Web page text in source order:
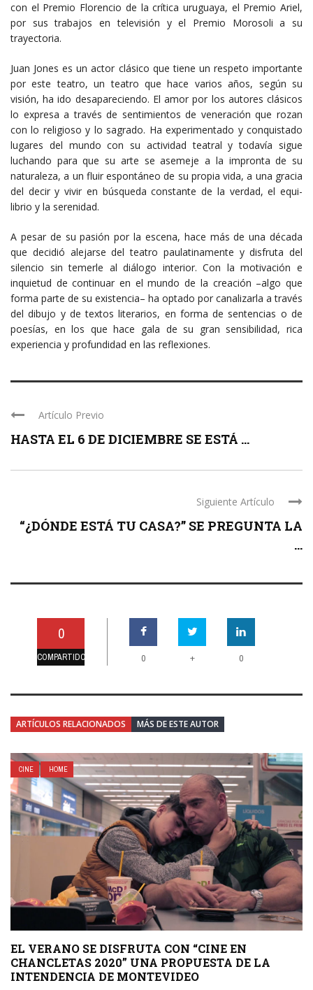
con el Premio Florencio de la crítica uruguaya, el Premio Ariel,
por sus trabajos en televisión y el Premio Morosoli a su
trayectoria.
Juan Jones es un actor clásico que tiene un respeto importante
por este teatro, un teatro que hace varios años, según su
visión, ha ido desapareciendo. El amor por los autores clásicos
lo expresa a través de sentimientos de veneración que rozan
con lo religioso y lo sagrado. Ha experimentado y conquistado
lugares del mundo con su actividad teatral y todavía sigue
luchando para que su arte se asemeje a la impronta de su
naturaleza, a un fluir espontáneo de su propia vida, a una gracia
del decir y vivir en búsqueda constante de la verdad, el equi-
librio y la serenidad.
A pesar de su pasión por la escena, hace más de una década
que decidió alejarse del teatro paulatinamente y disfruta del
silencio sin temerle al diálogo interior. Con la motivación e
inquietud de continuar en el mundo de la creación –algo que
forma parte de su existencia– ha optado por canalizarla a través
del dibujo y de textos literarios, en forma de sentencias o de
poesías, en los que hace gala de su gran sensibilidad, rica
experiencia y profundidad en las reflexiones.
Artículo Previo
HASTA EL 6 DE DICIEMBRE SE ESTÁ ...
Siguiente Artículo
“¿DÓNDE ESTÁ TU CASA?” SE PREGUNTA LA
...
0
COMPARTIDO 0 + 0
ARTÍCULOS RELACIONADOS MÁS DE ESTE AUTOR
CINE HOME
EL VERANO SE DISFRUTA CON “CINE EN
CHANCLETAS 2020” UNA PROPUESTA DE LA
INTENDENCIA DE MONTEVIDEO